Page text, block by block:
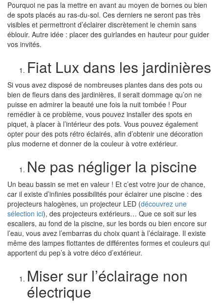
Pourquoi ne pas la mettre en avant au moyen de bornes ou bien
de spots placés au ras-du-sol. Ces derniers ne seront pas très
visibles et permettront d’éclairer discrètement le chemin sans
éblouir. Autre idée : placer des guirlandes en hauteur pour guider
vos invités.
Fiat Lux dans les jardinières
Si vous avez disposé de nombreuses plantes dans des pots ou
bien de fleurs dans des jardinières, il serait dommage qu’on ne
puisse en admirer la beauté une fois la nuit tombée ! Pour
remédier à ce problème, vous pouvez installer des spots en
piquet, à placer à l’intérieur des pots. Vous pouvez également
opter pour des pots rétro éclairés, afin d’obtenir une décoration
plus moderne et donner de la couleur à votre extérieur.
Ne pas négliger la piscine
Un beau bassin se met en valeur ! Et c’est votre jour de chance,
car il existe d’infinies possibilités pour éclairer une piscine : des
projecteurs halogènes, un projecteur LED (découvrez une
sélection ici), des projecteurs extérieurs… Que ce soit sur les
escaliers, au fond de la piscine, sur les bords ou bien encore sur
l’eau, vous avez l’embarras du choix quant à l’éclairage. Il existe
même des lampes flottantes de différentes formes et couleurs qui
apportent du pep’s à votre déco d’extérieur.
Miser sur l’éclairage non
électrique